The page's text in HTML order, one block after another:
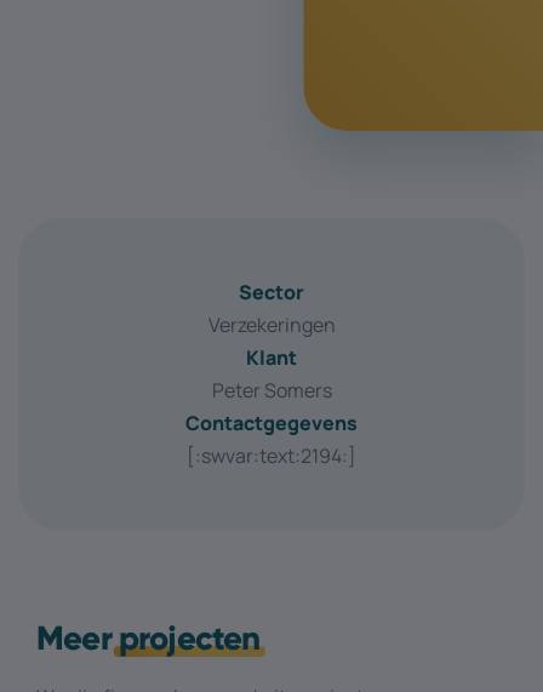
Sector
Verzekeringen
Klant
Peter Somers
Contactgegevens
[:swvar:text:2194:]
Meerprojecten